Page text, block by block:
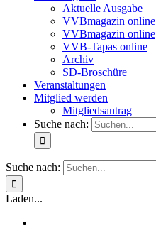
Aktuelle Ausgabe
VVBmagazin online
VVBmagazin online
VVB-Tapas online
Archiv
SD-Broschüre
Veranstaltungen
Mitglied werden
Mitgliedsantrag
Suche nach:
Suche nach:
Laden...